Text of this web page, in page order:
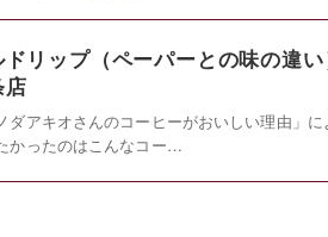
ドリップ（ペーパーとの味の違
店
ダアキオさんのコーヒーがおいしい理由」
かったのはこんなコー…